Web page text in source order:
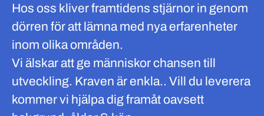
Hos oss kliver framtidens stjärnor in genom
dörren för att lämna med nya erfarenheter
inom olika områden.
Vi älskar att ge människor chansen till
utveckling. Kraven är enkla.. Vill du leverera
kommer vi hjälpa dig framåt oavsett